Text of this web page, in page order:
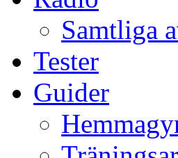
Samtliga
Tester
Guider